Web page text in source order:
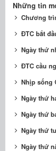
Những tin
Chương
ĐTC bắt
Ngày thứ
ĐTC cầu
Nhịp sống
Ngày thứ
Ngày thứ
Ngày thứ
Ngày thứ